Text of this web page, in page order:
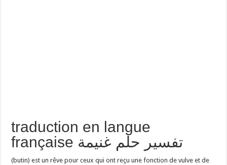
traduction en langue
française تفسير حلم غنيمة
(butin) est un rêve pour ceux qui ont reçu une fonction de vulve et de